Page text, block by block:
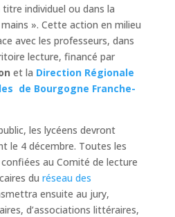
individuel ou dans la
». Cette action en milieu
avec les professeurs, dans
lecture, financé par
et la Direction Régionale
de Bourgogne Franche-
les lycéens devront
le 4 décembre. Toutes les
au Comité de lecture
du réseau des
ensuite au jury,
d’associations littéraires,